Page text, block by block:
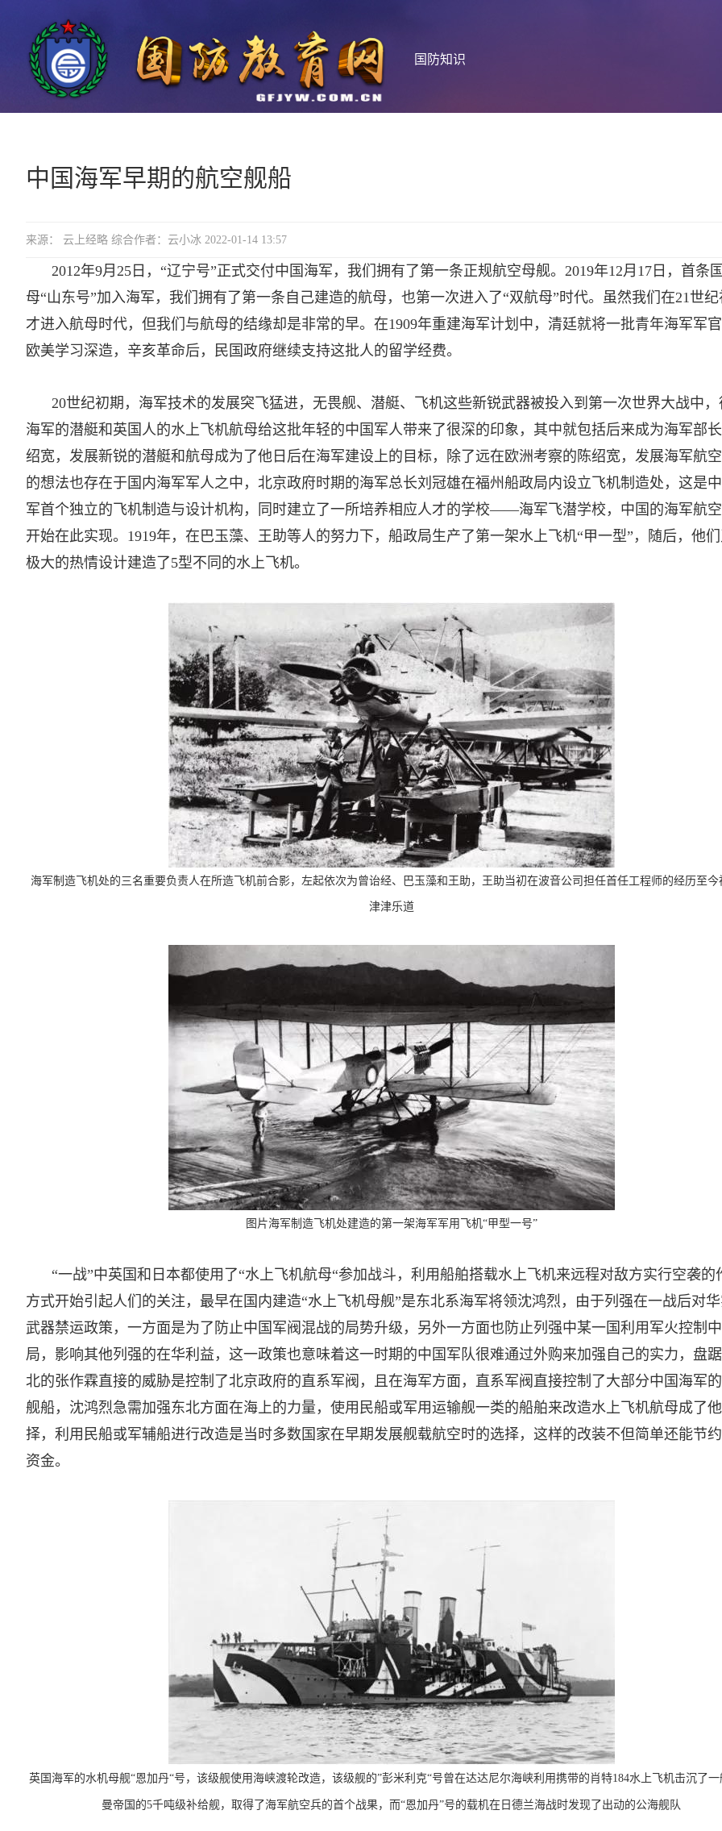
国防知识
中国海军早期的航空舰船
来源： 云上经略 综合作者：云小冰 2022-01-14 13:57
2012年9月25日，“辽宁号”正式交付中国海军，我们拥有了第一条正规航空母舰。2019年12月17日，首条
母“山东号”加入海军，我们拥有了第一条自己建造的航母，也第一次进入了“双航母”时代。虽然我们在21世
才进入航母时代，但我们与航母的结缘却是非常的早。在1909年重建海军计划中，清廷就将一批青年海军军
欧美学习深造，辛亥革命后，民国政府继续支持这批人的留学经费。
20世纪初期，海军技术的发展突飞猛进，无畏舰、潜艇、飞机这些新锐武器被投入到第一次世界大战中，
海军的潜艇和英国人的水上飞机航母给这批年轻的中国军人带来了很深的印象，其中就包括后来成为海军部
绍宽，发展新锐的潜艇和航母成为了他日后在海军建设上的目标，除了远在欧洲考察的陈绍宽，发展海军航
的想法也存在于国内海军军人之中，北京政府时期的海军总长刘冠雄在福州船政局内设立飞机制造处，这是
军首个独立的飞机制造与设计机构，同时建立了一所培养相应人才的学校——海军飞潜学校，中国的海军航
开始在此实现。1919年，在巴玉藻、王助等人的努力下，船政局生产了第一架水上飞机“甲一型”，随后，他
极大的热情设计建造了5型不同的水上飞机。
海军制造飞机处的三名重要负责人在所造飞机前合影，左起依次为曾诒经、巴玉藻和王助， 王助当初在波音公司担任首任工程师的经历至今
津津乐道
图片海军制造飞机处建造的第一架海军军用飞机“甲型一号”
“一战”中英国和日本都使用了“水上飞机航母“参加战斗，利用船舶搭载水上飞机来远程对敌方实行空袭的
方式开始引起人们的关注，最早在国内建造“水上飞机母舰”是东北系海军将领沈鸿烈，由于列强在一战后对
武器禁运政策，一方面是为了防止中国军阀混战的局势升级，另外一方面也防止列强中某一国利用军火控制
局，影响其他列强的在华利益，这一政策也意味着这一时期的中国军队很难通过外购来加强自己的实力，盘
北的张作霖直接的威胁是控制了北京政府的直系军阀，且在海军方面，直系军阀直接控制了大部分中国海军
舰船，沈鸿烈急需加强东北方面在海上的力量，使用民船或军用运输舰一类的船舶来改造水上飞机航母成了
择，利用民船或军辅船进行改造是当时多数国家在早期发展舰载航空时的选择，这样的改装不但简单还能节
资金。
英国海军的水机母舰“恩加丹“号，该级舰使用海峡渡轮改造，该级舰的”彭米利克“号曾在达达尼尔海峡利用携带的肖特184水上飞机击沉了
曼帝国的5千吨级补给舰，取得了海军航空兵的首个战果，而“恩加丹”号的载机在日德兰海战时发现了出动的公海舰队